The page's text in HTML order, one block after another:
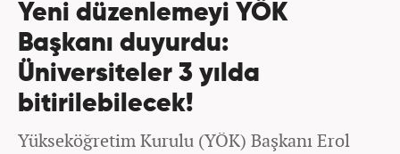
Yeni düzenlemeyi YÖK
Başkanı duyurdu:
Üniversiteler 3 yılda
bitirilebilecek!
Yükseköğretim Kurulu (YÖK) Başkanı Erol